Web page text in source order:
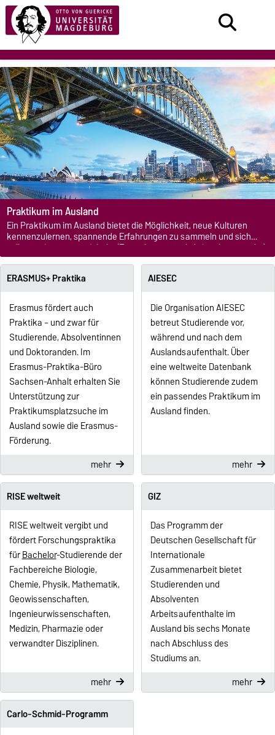
Praktikum im Ausland
Ein Praktikum im Ausland bietet die Möglichkeit, neue Kulturen
kennenzulernen, spannende Erfahrungen zu sammeln und sich
selber weiter zu entwickeln. (Foto: shutterstock / pisaphotography)
ERASMUS+ Praktika
Erasmus fördert auch
Praktika – und zwar für
Studierende, Absolventinnen
und Doktoranden. Im
Erasmus-Praktika-Büro
Sachsen-Anhalt erhalten Sie
Unterstützung zur
Praktikumsplatzsuche im
Ausland sowie die Erasmus-
Förderung.
mehr
AIESEC
Die Organisation AIESEC
betreut Studierende vor,
während und nach dem
Auslandsaufenthalt. Über
eine weltweite Datenbank
können Studierende zudem
ein passendes Praktikum im
Ausland finden.
mehr
RISE weltweit
RISE weltweit vergibt und
fördert Forschungspraktika
fürBachelor-Studierende der
Fachbereiche Biologie,
Chemie, Physik, Mathematik,
Geowissenschaften,
Ingenieurwissenschaften,
Medizin, Pharmazie oder
verwandter Disziplinen.
mehr
GIZ
Das Programm der
Deutschen Gesellschaft für
Internationale
Zusammenarbeit bietet
Studierenden und
Absolventen
Arbeitsaufenthalte im
Ausland bis sechs Monate
nach Abschluss des
Studiums an.
mehr
Carlo-Schmid-Programm